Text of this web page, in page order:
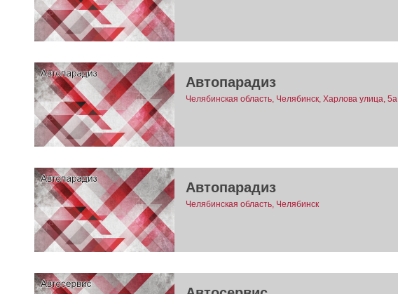
Автопарадиз
Челябинская область, Челябинск, Харлова улица, 5а
Автопарадиз
Челябинская область, Челябинск